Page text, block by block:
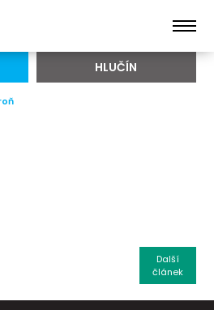
HLUČÍN
Další
článek